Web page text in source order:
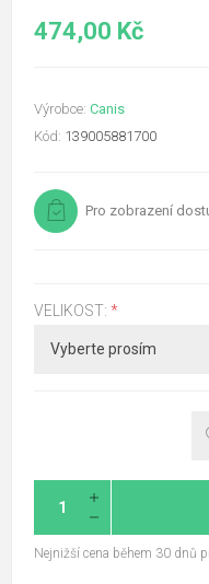
474,00 Kč
Výrobce: Canis
Kód: 139005881700
Pro zobrazení
VELIKOST: *
Nejnižší cena během 30 dnů